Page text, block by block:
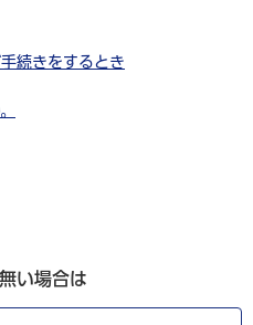
続きをするとき
い場合は